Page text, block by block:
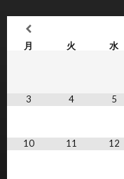
月
火 水
3 4 5
10 11 12